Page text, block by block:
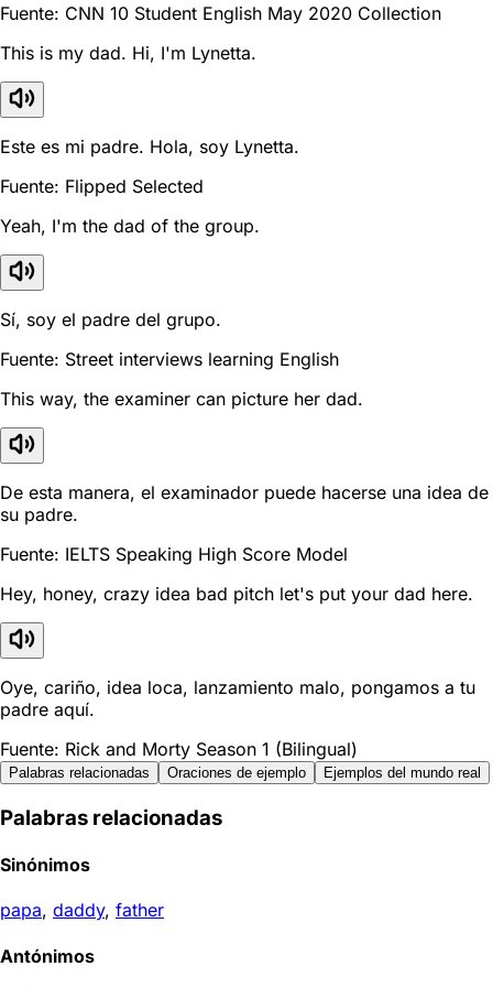
Fuente: CNN 10 Student English May 2020 Collection
This is my dad. Hi, I'm Lynetta.
Este es mi padre. Hola, soy Lynetta.
Fuente: Flipped Selected
Yeah, I'm the dad of the group.
Sí, soy el padre del grupo.
Fuente: Street interviews learning English
This way, the examiner can picture her dad.
De esta manera, el examinador puede hacerse una idea de
su padre.
Fuente: IELTS Speaking High Score Model
Hey, honey, crazy idea bad pitch let's put your dad here.
Oye, cariño, idea loca, lanzamiento malo, pongamos a tu
padre aquí.
Fuente: Rick and Morty Season 1 (Bilingual)
Palabras relacionadas Oraciones de ejemplo Ejemplos del mundo real
Palabras relacionadas
Sinónimos
papa, daddy, father
Antónimos